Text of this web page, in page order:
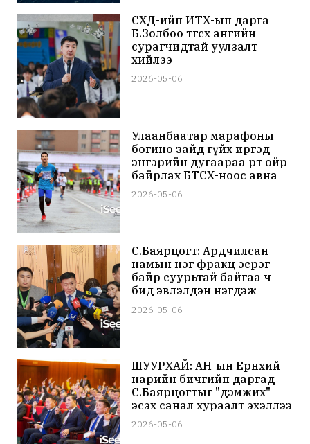
СХД-ийн ИТХ-ын дарга
Б.Золбоо төгсөх ангийн
сурагчидтай уулзалт
хийлээ
2026-05-06
Улаанбаатар марафоны
богино зайд гүйх иргэд
энгэрийн дугаараа өөрт ойр
байрлах БТСХ-ноос авна
2026-05-06
С.Баярцогт: Ардчилсан
намын нэг фракц эсрэг
байр суурьтай байгаа ч
бид эвлэлдэн нэгдэж
чадна
2026-05-06
ШУУРХАЙ: АН-ын Ерөнхий
нарийн бичгийн даргад
С.Баярцогтыг "дэмжих"
эсэх санал хураалт эхэллээ
2026-05-06